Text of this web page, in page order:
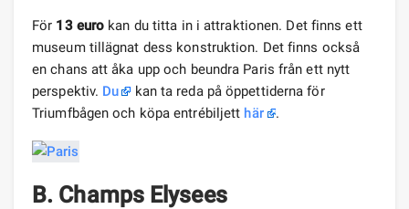
För 13 euro kan du titta in i attraktionen. Det finns ett
museum tillägnat dess konstruktion. Det finns också
en chans att åka upp och beundra Paris från ett nytt
perspektiv. Du
kan ta reda på öppettiderna för
Triumfbågen och köpa entrébiljett här .
B. Champs Elysees